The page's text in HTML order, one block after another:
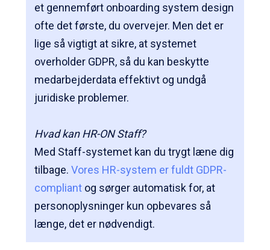
et gennemført onboarding system design
ofte det første, du overvejer. Men det er
lige så vigtigt at sikre, at systemet
overholder GDPR, så du kan beskytte
medarbejderdata effektivt og undgå
juridiske problemer.
Hvad kan HR-ON Staff?
Med Staff-systemet kan du trygt læne dig
tilbage.Vores HR-system er fuldt GDPR-
compliant og sørger automatisk for, at
personoplysninger kun opbevares så
længe, det er nødvendigt.